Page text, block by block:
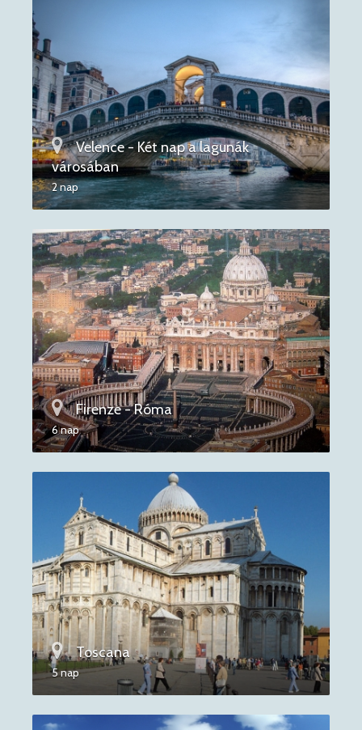
Velence - Két nap a lagunák
városában
2 nap
Firenze - Róma
6 nap
Toscana
5 nap